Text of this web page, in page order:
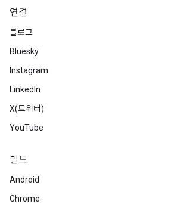
연결
블로그
Bluesky
Instagram
LinkedIn
X(트위터)
YouTube
빌드
Android
Chrome